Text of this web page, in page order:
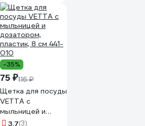
-35%
75 ₽116 ₽
Щетка для посуды
VETTA с
мыльницей и
дозатором,
3.7(3)